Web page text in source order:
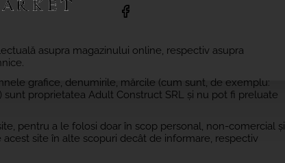
asupra magazinului online, respectiv asupra
grafice, denumirile, mărcile (cum sunt, de exemplu:
proprietatea Adult Construct SRL și nu pot fi preluate
pentru a le folosi doar în scop personal, non-comercial și
site în alte scopuri decât de informare, respectiv